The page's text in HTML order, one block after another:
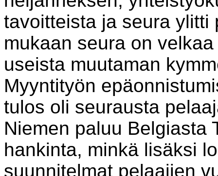
tavoitteista ja seura ylitti
mukaan seura on
useista muutaman
Myyntityön
tulos oli seurausta
Niemen paluu Belgiasta
hankinta, minkä lisäksi
suunnitelmat pelaajien